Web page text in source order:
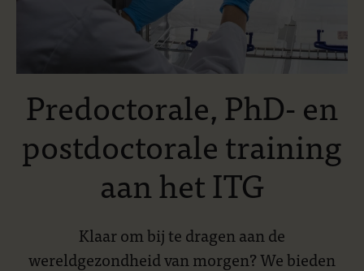
Predoctorale, PhD- en
postdoctorale training
aan het ITG
Klaar om bij te dragen aan de
wereldgezondheid van morgen? We bieden